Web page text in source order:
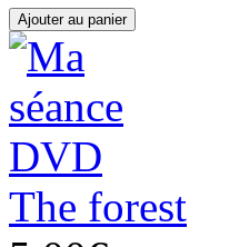
The forest